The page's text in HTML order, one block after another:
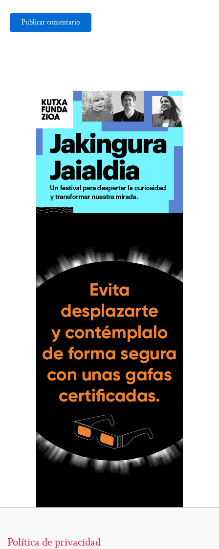
Política de privacidad